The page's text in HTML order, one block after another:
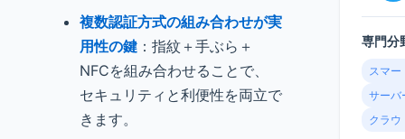
複数認証方式の組み合わせが実
用性の鍵 ：指紋＋手ぶら＋
NFCを組み合わせることで、
セキュリティと利便性を両立で
きます。
専門分
スマー
サーバ
クラウ